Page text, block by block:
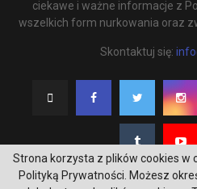
ciekawe i ważne informacje z
wszelkich form nurkowania oraz
Skontaktuj się:
Strona korzysta z plików cookies w
Polityką Prywatności. Możesz